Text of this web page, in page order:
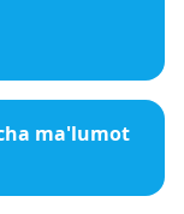
ma'lumot